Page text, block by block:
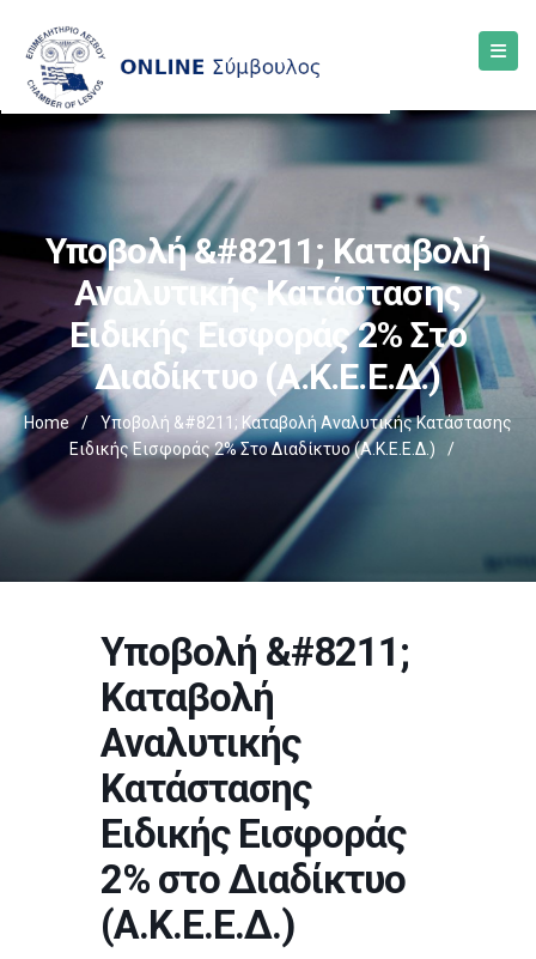
Υποβολή &#8211; Καταβολή
Αναλυτικής Κατάστασης
Ειδικής Εισφοράς 2% Στο
Διαδίκτυο (Α.Κ.Ε.Ε.Δ.)
Home /
Υποβολή &#8211; Καταβολή Αναλυτικής Κατάστασης
Ειδικής Εισφοράς 2% Στο Διαδίκτυο (Α.Κ.Ε.Ε.Δ.)
/
Υποβολή &#8211;
Καταβολή
Αναλυτικής
Κατάστασης
Ειδικής Εισφοράς
2% στο Διαδίκτυο
(Α.Κ.Ε.Ε.Δ.)